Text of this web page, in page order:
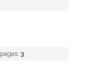
pages: 3